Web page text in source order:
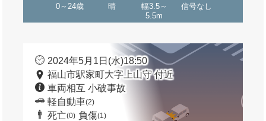
0～24歳 晴
幅3.5～
5.5m
信号なし
2024年5月1日(水)18:50
福山市駅家町大字上山守 付近
車両相互 小破事故
軽自動車(2)
死亡(0) 負傷(1)